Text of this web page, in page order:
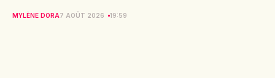
MYLÈNE DORA7 AOÛT 2026 19:59